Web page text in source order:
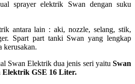
sprayer elektrik Swan dengan suku
antara lain : aki, nozzle, selang, stik,
Spart part tanki Swan yang lengkap
kerusakan.
Swan Elektrik dua jenis seri yaitu Swan
Elektrik GSE 16 Liter.